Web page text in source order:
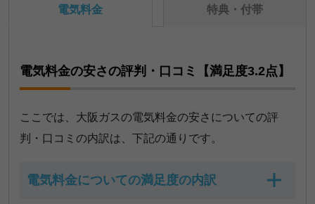
電気料金
電気料金の安さの評判・口コミ【満足度3.2点】
ここでは、大阪ガスの電気料金の安さについての評
判・口コミの内訳は、下記の通りです。
電気料金についての満足度の内訳
特典・付帯